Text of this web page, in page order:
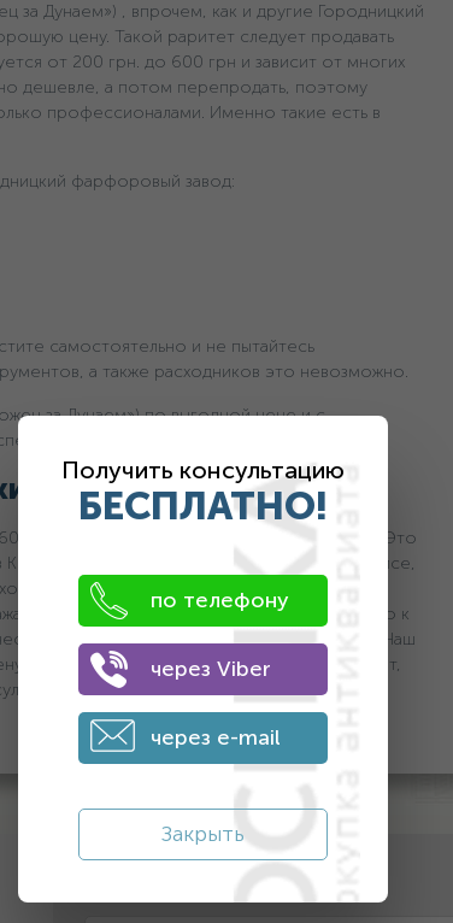
за Дунаем») , впрочем, как и другие Городницкий
цену. Такой раритет следует продавать
oт 200 грн. дo 600 грн и зависит от многих
дешевле, а потом перепродать, поэтому
профессионалами. Именно такие есть в
фарфоровый завод:
самостоятельно и не пытайтесь
а также расходников это невозможно.
за Дунаем») по выгодной цене и с
на таком антиквариате.
грн и доступ к продаже в режиме онлайн. Это
Киеве, то мы готовы принять вас в нашем офисе,
в других регионах Украины, и хочет
Достаточно сделать фото и прикрепить его к
без фильтров и любых улучшений. Наш
и мы ее сообщаем вам. Если все устраивает,
в рабочее время, обращайтесь.
2. Оставьте контактные данные
Получить консультацию
БЕСПЛАТНО!
по телефону
через Viber
через e-mail
Закрыть